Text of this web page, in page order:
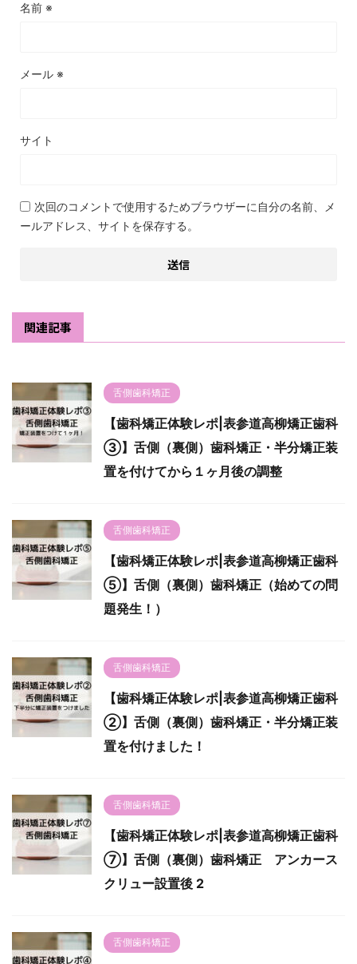
名前 ※
メール ※
サイト
次回のコメントで使用するためブラウザーに自分の名前、メ
ールアドレス、サイトを保存する。
関連記事
舌側歯科矯正
【歯科矯正体験レポ|表参道高柳矯正歯科
③】舌側（裏側）歯科矯正・半分矯正装
置を付けてから１ヶ月後の調整
舌側歯科矯正
【歯科矯正体験レポ|表参道高柳矯正歯科
⑤】舌側（裏側）歯科矯正（始めての問
題発生！）
舌側歯科矯正
【歯科矯正体験レポ|表参道高柳矯正歯科
②】舌側（裏側）歯科矯正・半分矯正装
置を付けました！
舌側歯科矯正
【歯科矯正体験レポ|表参道高柳矯正歯科
⑦】舌側（裏側）歯科矯正 アンカース
クリュー設置後 2
舌側歯科矯正